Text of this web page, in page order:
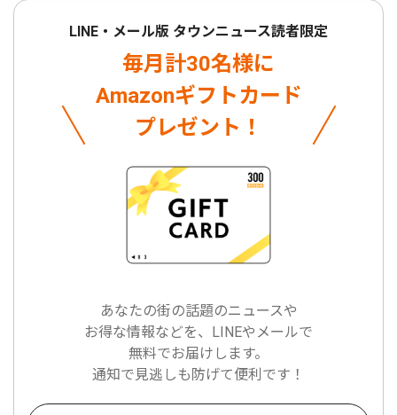
LINE・メール版 タウンニュース読者限定
毎月計30名様に
Amazonギフトカード
プレゼント！
あなたの街の話題のニュースや
お得な情報などを、LINEやメールで
無料でお届けします。
通知で見逃しも防げて便利です！